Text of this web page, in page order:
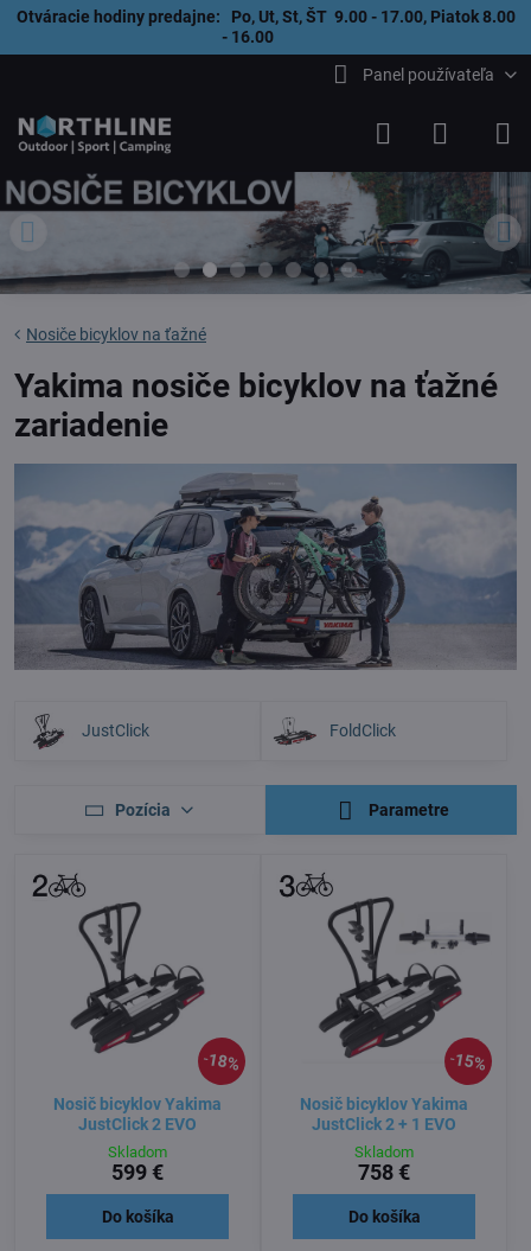
Otváracie hodiny predajne: Po, Ut, St, ŠT 9.00 - 17.00, Piatok 8.00
- 16.00
Panel používateľa
Nosiče bicyklov na ťažné
Yakima nosiče bicyklov na ťažné
zariadenie
JustClick FoldClick
Pozícia Parametre
18%
Nosič bicyklov Yakima
JustClick 2 EVO
Skladom
599 €
Do košíka
15%
Nosič bicyklov Yakima
JustClick 2 + 1 EVO
Skladom
758 €
Do košíka